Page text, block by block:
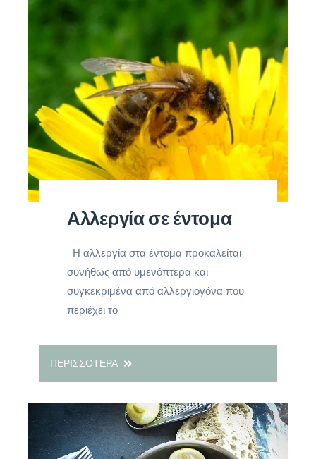
Αλλεργία σε έντομα
Η αλλεργία στα έντομα προκαλείται
συνήθως από υμενόπτερα και
συγκεκριμένα από αλλεργιογόνα που
περιέχει το
ΠΕΡΙΣΣΟΤΕΡΑ